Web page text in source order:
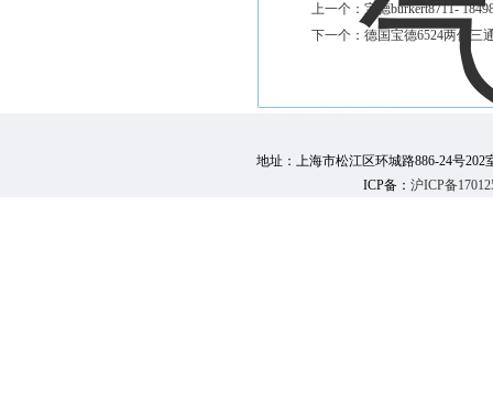
上一个： 宝德burkert8711-
下一个： 德国宝德6524两位三
地址：上海市松江区环城路886-24号202
ICP备： 沪ICP备